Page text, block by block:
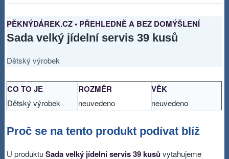
PĚKNÝDÁREK.CZ • PŘEHLEDNĚ A BEZ DOMÝŠLENÍ
Sada velký jídelní servis 39 kusů
Dětský výrobek
CO TO JE
Dětský výrobek
ROZMĚR
neuvedeno
VĚK
neuvedeno
Proč se na tento produkt podívat blíž
U produktuSada velký jídelní servis 39 kusůvytahujeme